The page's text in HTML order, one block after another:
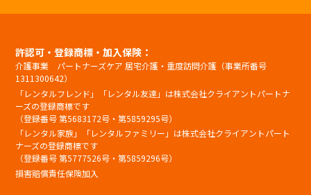
許認可・登録商標・加入保険：
介護事業 パートナーズケア 居宅介護・重度訪問介護（事業所番号
1311300642）
「レンタルフレンド」「レンタル友達」は株式会社クライアントパートナ
ーズの登録商標です
（登録番号 第5683172号・第5859295号）
「レンタル家族」「レンタルファミリー」は株式会社クライアントパート
ナーズの登録商標です
（登録番号 第5777526号・第5859296号）
損害賠償責任保険加入